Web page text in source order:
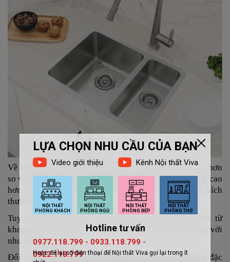
Về chi phí, giá bồn rửa chén inox 2 ngănthường cao hơn
so với bồn rửa chén 1 ngăndo tính năng và công năng cao
hơn. Giá cả có thể dao động tùy thuộc vào chất liệu, kích
thước và thương hiệu.
Tuy nhiên, bạn có thể mong đợi mức giá trung bình từ
khoảng 2 – 5 triệu cho sản phẩm chất lượng, phù hợp với
nhu cầu sử dụng.
Đối với các sản phẩm cao cấp hơn hoặc có tính năng đặc